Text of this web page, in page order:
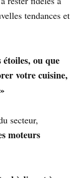
tendances et
ou que
votre cuisine,
secteur,
moteurs